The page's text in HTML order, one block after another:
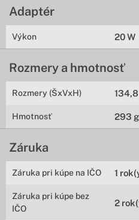
Adaptér
Výkon 20 W
Rozmery a hmotnosť
Rozmery (ŠxVxH)
Hmotnosť 293 g
Záruka
Záruka pri kúpe na IČO 1
Záruka pri kúpe bez
IČO
2